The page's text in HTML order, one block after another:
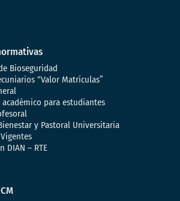
Bioseguridad
“Valor Matrículas”
académico para estudiantes
y Pastoral Universitaria
DIAN – RTE